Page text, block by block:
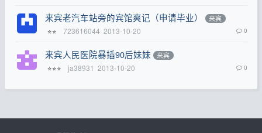
来宾老汽车站旁的宾馆爽记（申请毕业） 来宾
⭐⭐ 723616044 2013-10-20 0
来宾人民医院暴插90后妹妹 来宾
⭐⭐⭐ ja38931 2013-10-20 0